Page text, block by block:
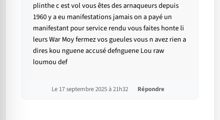
plinthe c est vol vous êtes des arnaqueurs depuis
1960 y a eu manifestations jamais on a payé un
manifestant pour service rendu vous faites honte li
leurs War Moy fermez vos gueules vous n avez rien a
dires kou nguene accusé defnguene Lou raw
loumou def
Le 17 septembre 2025 à 21h32 Répondre